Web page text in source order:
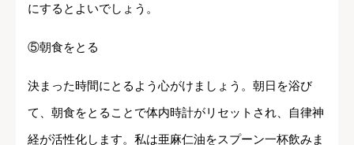
にするとよいでしょう。
⑤朝食をとる
決まった時間にとるよう心がけましょう。朝日を浴び
て、朝食をとることで体内時計がリセットされ、自律神
経が活性化します。私は亜麻仁油をスプーン一杯飲みま